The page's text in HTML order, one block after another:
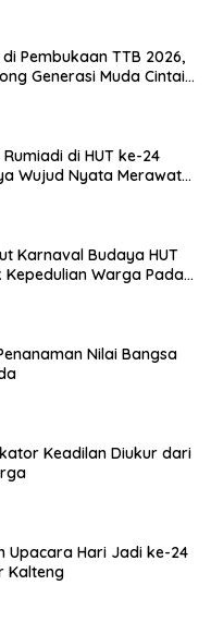
Pembukaan TTB 2026,
Generasi Muda Cintai
Rumiadi di HUT ke-24
Wujud Nyata Merawat
Karnaval Budaya HUT
Kepedulian Warga Pada
Nilai Bangsa
Keadilan Diukur dari
Upacara Hari Jadi ke-24
Kalteng